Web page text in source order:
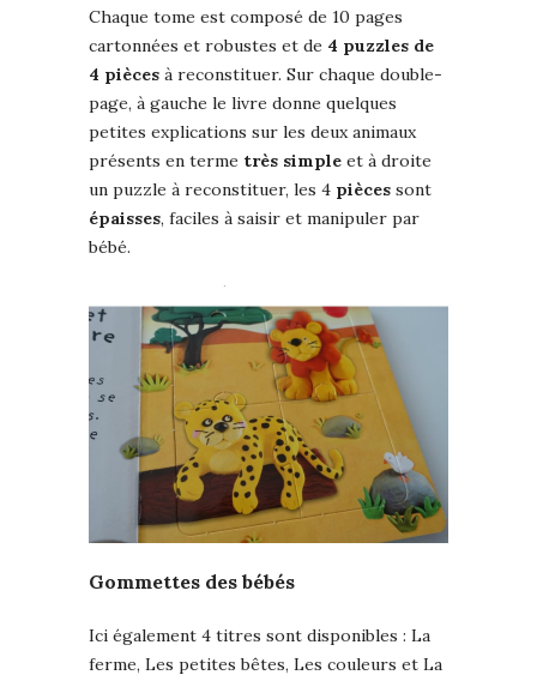
Chaque tome est composé de 10 pages
cartonnées et robustes et de 4 puzzles de
4 pièces à reconstituer. Sur chaque double-
page, à gauche le livre donne quelques
petites explications sur les deux animaux
présents en terme très simple et à droite
un puzzle à reconstituer, les 4 pièces sont
épaisses, faciles à saisir et manipuler par
bébé.
Gommettes des bébés
Ici également 4 titres sont disponibles : La
ferme, Les petites bêtes, Les couleurs et La